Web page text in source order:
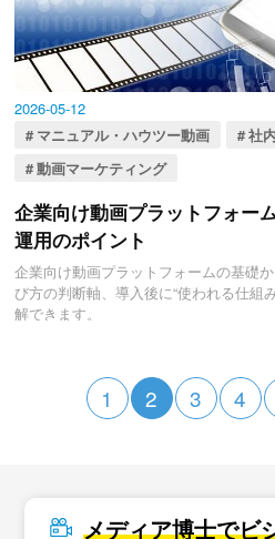
2026-05-12
マニュアル・ハウツー動画
社
動画マーケティング
企業向け動画プラットフォー
運用のポイント
企業向け動画プラットフォームの基礎
び方の判断軸、導入後に“使われる仕組
解できます。
1 2 3 4
メディア博士でビ